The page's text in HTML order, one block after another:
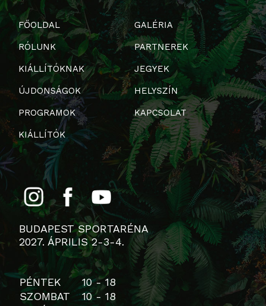
FŐOLDAL
RÓLUNK
KIÁLLÍTÓKNAK
ÚJDONSÁGOK
PROGRAMOK
KIÁLLÍTÓK
GALÉRIA
PARTNEREK
JEGYEK
HELYSZÍN
KAPCSOLAT
BUDAPEST SPORTARÉNA
2027. ÁPRILIS 2-3-4.
PÉNTEK
10 - 18
SZOMBAT
10 - 18